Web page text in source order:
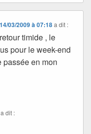
14/03/2009 à 07:18 a dit :
timide , le
pour le week-end
passée en mon
a dit :